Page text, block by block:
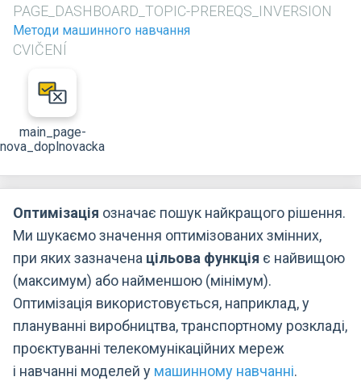
PAGE_DASHBOARD_TOPIC-PREREQS_INVERSION
Методи машинного навчання
CVIČENÍ
main_page-
nova_doplnovacka
Оптимізація означає пошук найкращого рішення.
Ми шукаємо значення оптимізованих змінних,
при яких зазначена цільова функція є найвищою
(максимум) або найменшою (мінімум).
Оптимізація використовується, наприклад, у
плануванні виробництва, транспортному розкладі,
проєктуванні телекомунікаційних мереж
і навчанні моделей у машинному навчанні.